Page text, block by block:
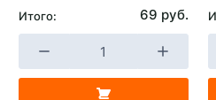
Итого: 69 руб.